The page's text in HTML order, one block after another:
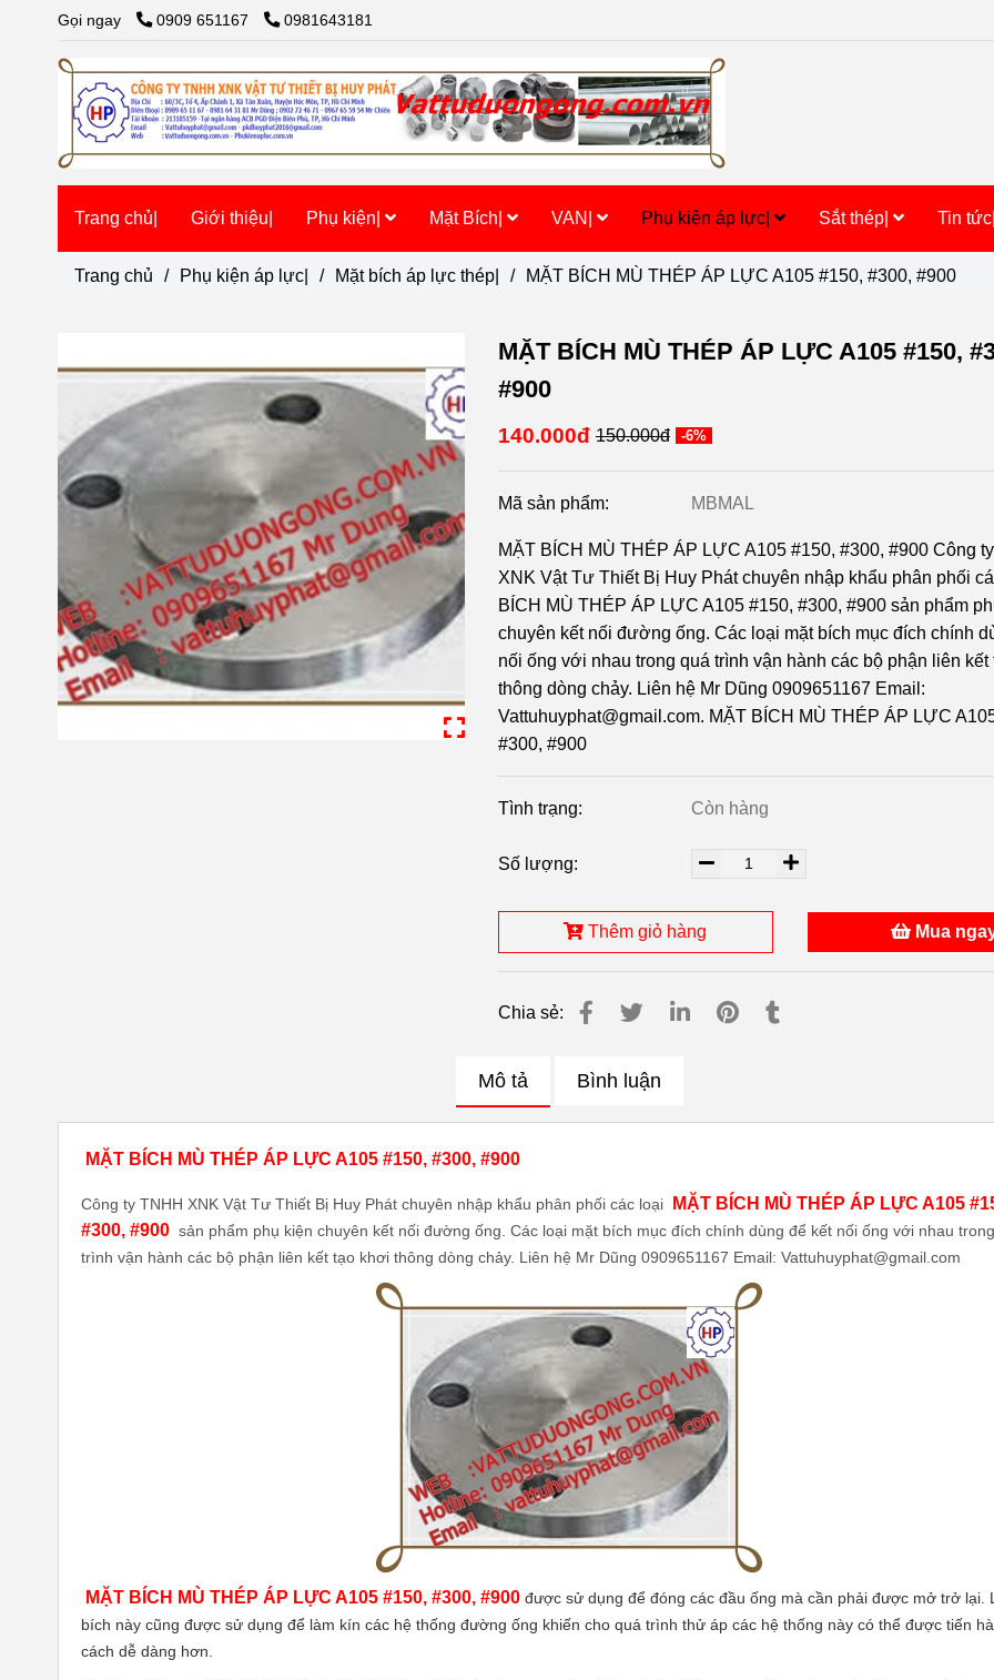
Gọi ngay 0909 651167 0981643181
Trang chủ| Giới thiệu| Phụ kiện| Mặt Bích| VAN| Phụ kiện áp lực| Sắt thép| Tin tức|
Trang chủ / Phụ kiện áp lực| / Mặt bích áp lực thép| / MẶT BÍCH MÙ THÉP ÁP LỰC A105 #150, #300, #900
MẶT BÍCH MÙ THÉP ÁP LỰC A105 #150,
#900
140.000đ 150.000đ -6%
Mã sản phẩm: MBMAL
MẶT BÍCH MÙ THÉP ÁP LỰC A105 #150, #300, #900 Công
XNK Vật Tư Thiết Bị Huy Phát chuyên nhập khẩu phân phối
BÍCH MÙ THÉP ÁP LỰC A105 #150, #300, #900 sản phẩm
chuyên kết nối đường ống. Các loại mặt bích mục đích chính
nối ống với nhau trong quá trình vận hành các bộ phận liên kết
thông dòng chảy. Liên hệ Mr Dũng 0909651167 Email:
Vattuhuyphat@gmail.com. MẶT BÍCH MÙ THÉP ÁP LỰC
#300, #900
Tình trạng: Còn hàng
Số lượng:
Thêm giỏ hàng Mua
Chia sẻ:
Mô tả Bình luận
MẶT BÍCH MÙ THÉP ÁP LỰC A105 #150, #300, #900
Công ty TNHH XNK Vật Tư Thiết Bị Huy Phát chuyên nhập khẩu phân phối các loại
MẶT BÍCH MÙ THÉP ÁP LỰC A105
#300, #900 sản phẩm phụ kiện chuyên kết nối đường ống. Các loại mặt bích mục đích chính dùng để kết nối ống với nhau
trình vận hành các bộ phận liên kết tạo khơi thông dòng chảy. Liên hệ Mr Dũng 0909651167 Email: Vattuhuyphat@gmail.com
MẶT BÍCH MÙ THÉP ÁP LỰC A105 #150, #300, #900 được sử dụng để đóng các đầu ống mà cần phải được mở trở lại.
bích này cũng được sử dụng để làm kín các hệ thống đường ống khiến cho quá trình thử áp các hệ thống này có thể được tiến
cách dễ dàng hơn.